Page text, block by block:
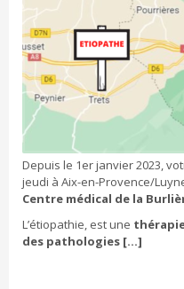
Depuis le 1er janvier 2023,
jeudi à Aix-en-Provence/
Centre médical de la
L’étiopathie, est une
des pathologies […]